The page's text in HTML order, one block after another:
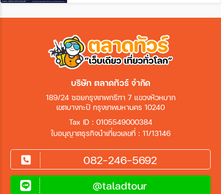
บริษัท ตลาดทัวร์ จำกัด
189/24 ซอยกรุงเทพกรีฑา 7 แขวงหัวหมาก
เขตบางกะปิ กรุงเทพมหานคร 10240
Tax ID : 0105549000384
ใบอนุญาตธุรกิจนำเที่ยวเลขที่ : 11/13146
082-246-5692
@taladtour